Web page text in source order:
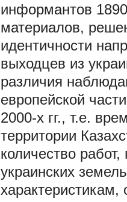
информантов
материалов,
идентичности
выходцев из
различия
европейской
2000-х гг., т.е.
территории
количество
украинских